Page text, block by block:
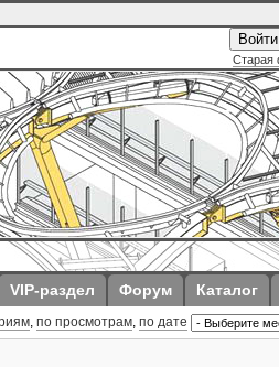
Старая
VIP-раздел Форум Каталог
, по просмотрам, по дате